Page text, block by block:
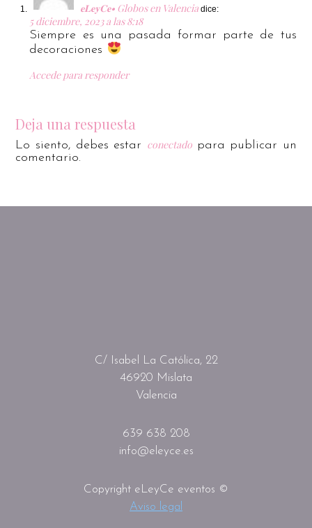
𝐞𝐋𝐞𝐲𝐂𝐞• Globos en Valencia dice:
5 diciembre, 2023 a las 8:18
Siempre es una pasada formar parte de tus
decoraciones
Accede para responder
Deja una respuesta
Lo siento, debes estar conectadopara publicar un
comentario.
C/ Isabel La Católica, 22
46920 Mislata
Valencia
639 638 208
info@eleyce.es
Copyright eLeyCe eventos ©
Aviso legal